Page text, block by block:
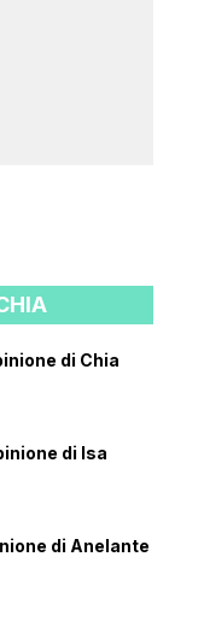
di Chia
di Isa
di Anelante